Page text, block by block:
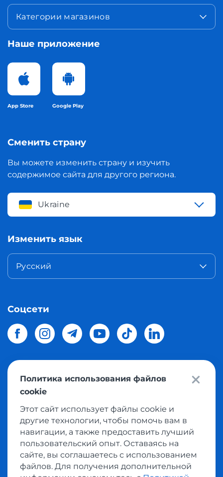
Категории магазинов
Наше приложение
App Store Google Play
Сменить страну
Вы можете изменить страну и изучить
содержимое сайта для другого региона.
Ukraine
Изменить язык
Русский
Соцсети
© 2026 Meest Shoppingдоставка покупок с интернет
магазинов мира в Украину.
Политика конфиденциальности
Публичная оферта
Условия пользования сервисом выкупа товаров
Политика использования файлов
cookie
Этот сайт использует файлы cookie и
другие технологии, чтобы помочь вам в
навигации, а также предоставить лучший
пользовательский опыт. Оставаясь на
сайте, вы соглашаетесь с использованием
файлов. Для получения дополнительной